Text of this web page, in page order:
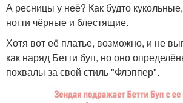
А ресницы у неё? Как будто
ногти чёрные и блестящие.
Хотя вот её платье, возможно, и не
как наряд Бетти буп, но оно
похвалы за свой стиль "Флэппер".